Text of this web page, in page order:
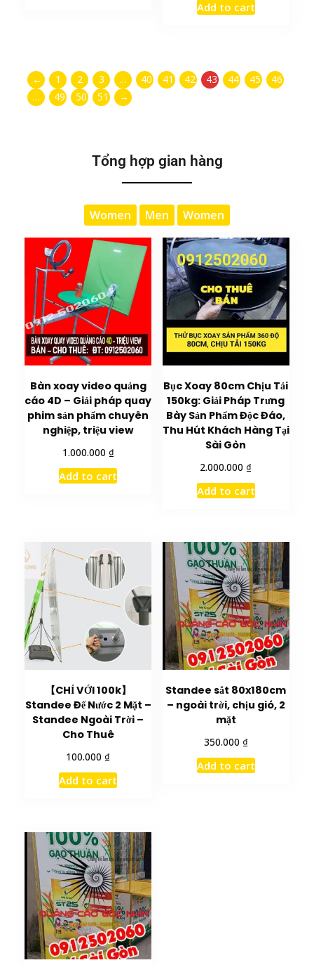
Add to cart
← 1 2 3 … 40 41 42 43 44 45
46
…
49 50 51 →
Tổng hợp gian hàng
Women Men Women
Bàn xoay video quảng
cáo 4D – Giải pháp quay
phim sản phẩm chuyên
nghiệp, triệu view
1.000.000 ₫
Add to cart
Bục Xoay 80cm Chịu Tải
150kg: Giải Pháp Trưng
Bày Sản Phẩm Độc Đáo,
Thu Hút Khách Hàng Tại
Sài Gòn
2.000.000 ₫
Add to cart
【CHỈ VỚI 100k】
Standee Đế Nước 2 Mặt –
Standee Ngoài Trời –
Cho Thuê
100.000 ₫
Add to cart
Standee sắt 80x180cm
– ngoài trời, chịu gió, 2
mặt
350.000 ₫
Add to cart